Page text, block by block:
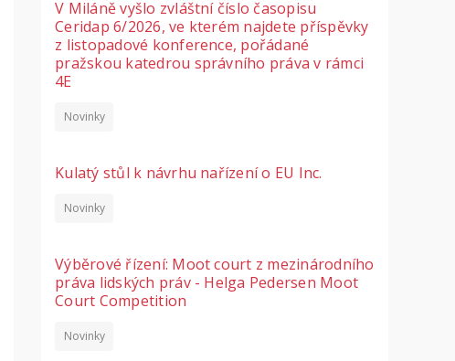
V Miláně vyšlo zvláštní číslo časopisu
Ceridap 6/2026, ve kterém najdete příspěvky
z listopadové konference, pořádané
pražskou katedrou správního práva v rámci
4E
Novinky
Kulatý stůl k návrhu nařízení o EU Inc.
Novinky
Výběrové řízení: Moot court z mezinárodního
práva lidských práv - Helga Pedersen Moot
Court Competition
Novinky